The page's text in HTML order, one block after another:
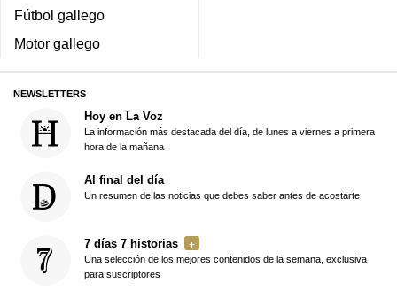
Fútbol gallego
Motor gallego
NEWSLETTERS
Hoy en La Voz
La información más destacada del día, de lunes a viernes a primera
hora de la mañana
Al final del día
Un resumen de las noticias que debes saber antes de acostarte
7 días 7 historias
Una selección de los mejores contenidos de la semana, exclusiva
para suscriptores